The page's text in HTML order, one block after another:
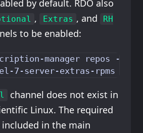
by default. RDO also
, Extras , and
RH
to be enabled:
manager repos --
channel does not exist in
Linux. The required
included in the main